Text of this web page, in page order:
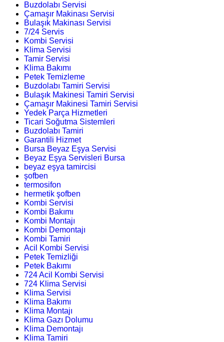
Buzdolabı Servisi
Çamaşır Makinası Servisi
Bulaşık Makinası Servisi
7/24 Servis
Kombi Servisi
Klima Servisi
Tamir Servisi
Klima Bakımı
Petek Temizleme
Buzdolabı Tamiri Servisi
Bulaşık Makinesi Tamiri Servisi
Çamaşır Makinesi Tamiri Servisi
Yedek Parça Hizmetleri
Ticari Soğutma Sistemleri
Buzdolabı Tamiri
Garantili Hizmet
Bursa Beyaz Eşya Servisi
Beyaz Eşya Servisleri Bursa
beyaz eşya tamircisi
şofben
termosifon
hermetik şofben
Kombi Servisi
Kombi Bakımı
Kombi Montajı
Kombi Demontajı
Kombi Tamiri
Acil Kombi Servisi
Petek Temizliği
Petek Bakımı
724 Acil Kombi Servisi
724 Klima Servisi
Klima Servisi
Klima Bakımı
Klima Montajı
Klima Gazı Dolumu
Klima Demontajı
Klima Tamiri